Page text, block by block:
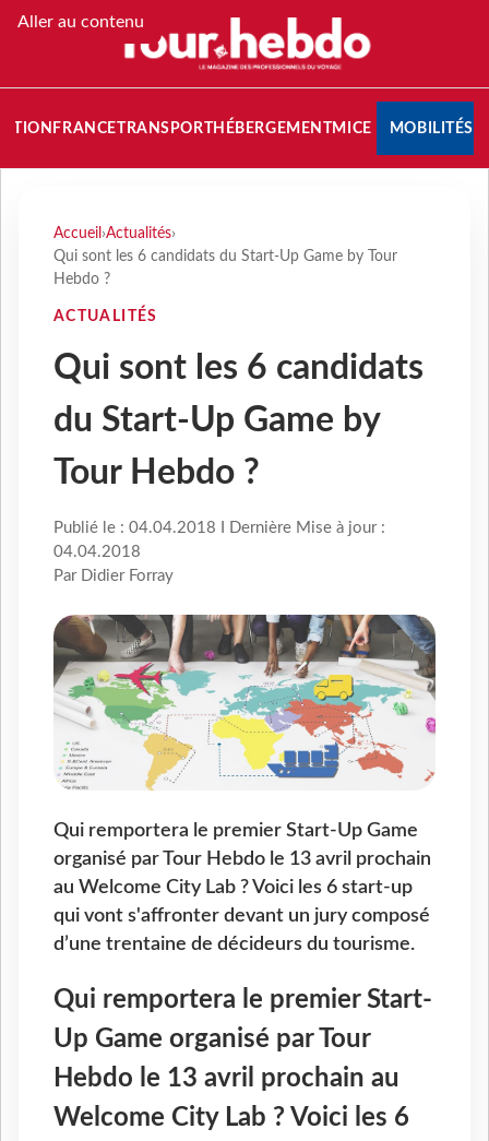
Aller au contenu
FRANCETRANSPORT HÉBERGEMENTMICE MOBILITÉS
Accueil ›Actualités›
Qui sont les 6 candidats du Start-Up Game by Tour
Hebdo ?
ACTUALITÉS
Qui sont les 6 candidats
du Start-Up Game by
Tour Hebdo ?
Publié le : 04.04.2018 I Dernière Mise à jour :
04.04.2018
Par Didier Forray
Qui remportera le premier Start-Up Game
organisé par Tour Hebdo le 13 avril prochain
au Welcome City Lab ? Voici les 6 start-up
qui vont s'affronter devant un jury composé
d’une trentaine de décideurs du tourisme.
Qui remportera le premier Start-
Up Game organisé par Tour
Hebdo le 13 avril prochain au
Welcome City Lab ? Voici les 6